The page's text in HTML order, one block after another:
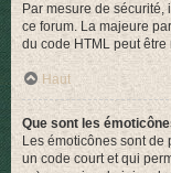
Par mesure de sécurité,
ce forum. La majeure
du code HTML peut
Haut
Que sont les
Les émoticônes sont
un code court et qui